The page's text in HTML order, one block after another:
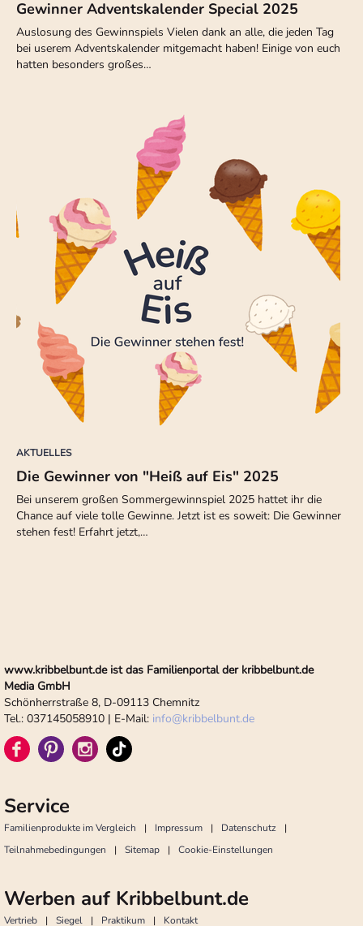
Gewinner Adventskalender Special 2025
Auslosung des Gewinnspiels Vielen dank an alle, die jeden Tag
bei userem Adventskalender mitgemacht haben! Einige von euch
hatten besonders großes…
AKTUELLES
Die Gewinner von "Heiß auf Eis" 2025
Bei unserem großen Sommergewinnspiel 2025 hattet ihr die
Chance auf viele tolle Gewinne. Jetzt ist es soweit: Die Gewinner
stehen fest! Erfahrt jetzt,…
www.kribbelbunt.de ist das Familienportal der kribbelbunt.de
Media GmbH
Schönherrstraße 8, D-09113 Chemnitz
Tel.: 037145058910 | E-Mail: info@kribbelbunt.de
Service
Familienprodukte im Vergleich Impressum
Datenschutz
Teilnahmebedingungen
Sitemap Cookie-Einstellungen
Werben auf Kribbelbunt.de
Vertrieb Siegel Praktikum Kontakt